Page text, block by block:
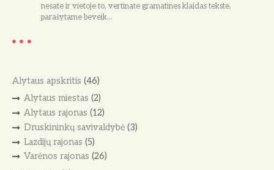
nesate ir vietoje to, vertinate gramatines klaidas tekste,
parašytame beveik…
Alytaus apskritis (46)
Alytaus miestas (2)
Alytaus rajonas (12)
Druskininkų savivaldybė(3)
Lazdijų rajonas (5)
Varėnos rajonas (26)